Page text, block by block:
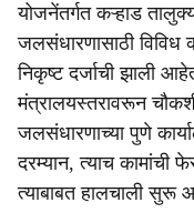
r
e
योजनेंतर्गत कऱ्हाड
जलसंधारणासाठी विविध
निकृष्ट दर्जाची झाली
मंत्रालयस्तरावरून
जलसंधारणाच्या पुणे
दरम्यान, त्याच कामांची
त्याबाबत हालचाली सुरू